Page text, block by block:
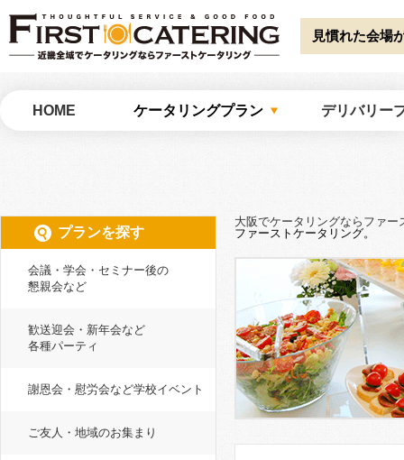
Warning : Undefined array key "HTTP_ACCEPT_LANGUAGE" in/home/
catering/common/meta.php on line51 見慣れた会場
HOME ケータリングプラン デリバリー
大阪でケータリングならファー
ファーストケータリング。
プランを探す
会議・学会・セミナー後の
懇親会など
歓送迎会・新年会など
各種パーティ
謝恩会・慰労会など学校イベント
ご友人・地域のお集まり